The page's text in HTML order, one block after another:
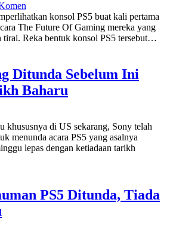
konsol PS5 buat kali pertama
The Future Of Gaming mereka yang
tirai. Reka bentuk konsol PS5 tersebut…
Ditunda Sebelum Ini
Baharu
khususnya di US sekarang, Sony telah
menunda acara PS5 yang asalnya
lepas dengan ketiadaan tarikh
PS5 Ditunda, Tiada